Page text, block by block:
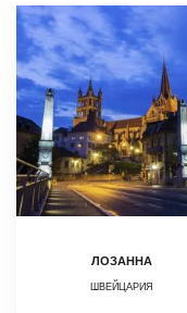
ЛОЗАННА
ШВЕЙЦАРИЯ